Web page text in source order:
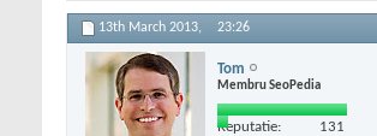
13th March 2013, 23:26
Tom
Membru SeoPedia
Reputatie: 131